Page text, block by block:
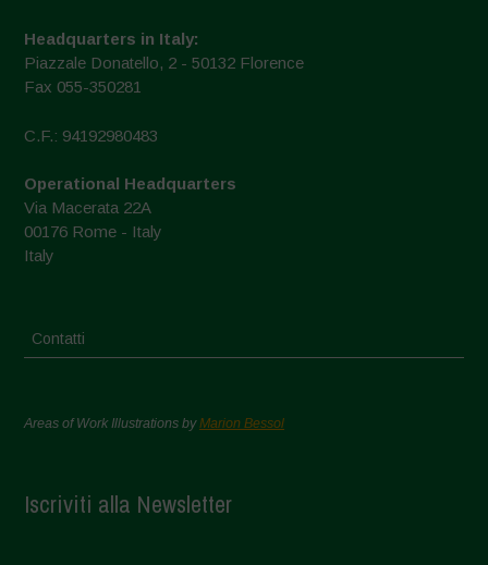
Headquarters in Italy:
Piazzale Donatello, 2 - 50132 Florence
Fax 055-350281
C.F.: 94192980483
Operational Headquarters
Via Macerata 22A
00176 Rome - Italy
Italy
Contatti
Areas of Work Illustrations byMarion Bessol
Iscriviti alla Newsletter